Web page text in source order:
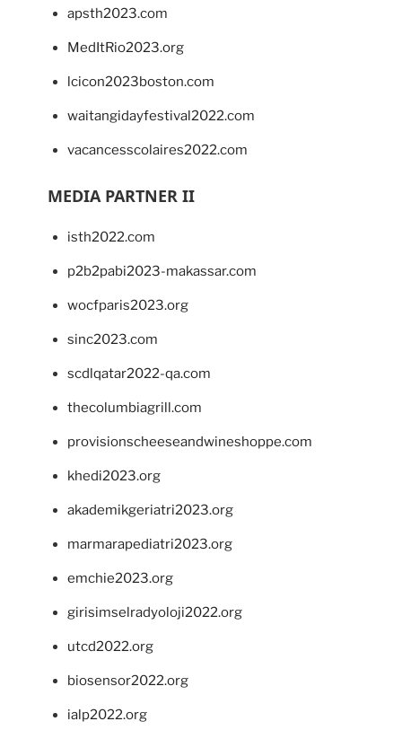
apsth2023.com
MedItRio2023.org
lcicon2023boston.com
waitangidayfestival2022.com
vacancesscolaires2022.com
MEDIA PARTNER II
isth2022.com
p2b2pabi2023-makassar.com
wocfparis2023.org
sinc2023.com
scdlqatar2022-qa.com
thecolumbiagrill.com
provisionscheeseandwineshoppe.com
khedi2023.org
akademikgeriatri2023.org
marmarapediatri2023.org
emchie2023.org
girisimselradyoloji2022.org
utcd2022.org
biosensor2022.org
ialp2022.org